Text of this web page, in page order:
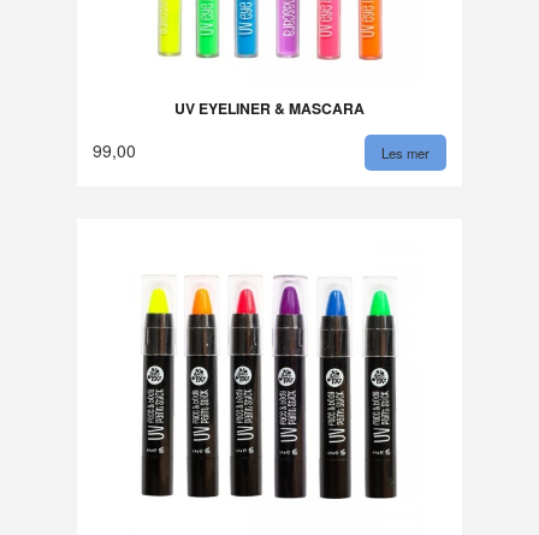
UV EYELINER & MASCARA
99,00 Les mer